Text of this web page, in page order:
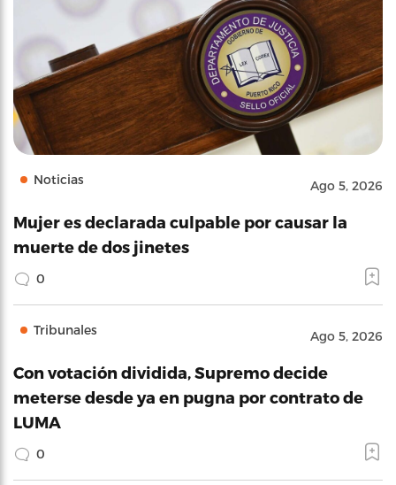
Noticias Ago 5, 2026
Mujer es declarada culpable por causar la
muerte de dos jinetes
0
Tribunales Ago 5, 2026
Con votación dividida, Supremo decide
meterse desde ya en pugna por contrato de
LUMA
0